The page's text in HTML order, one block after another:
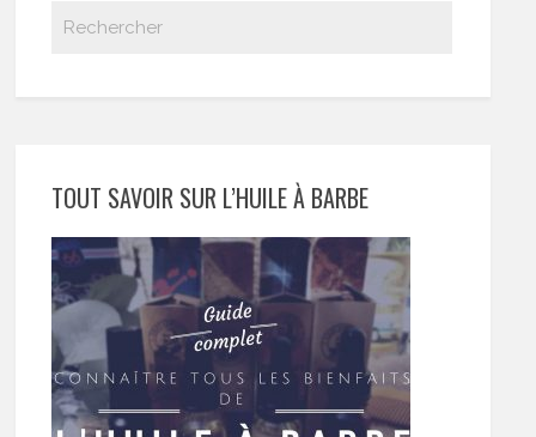
TOUT SAVOIR SUR L’HUILE À BARBE